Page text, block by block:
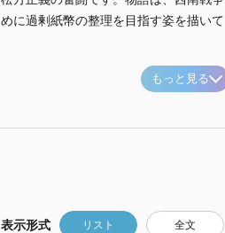
に過剰紙幣の整理を目指す姿を描いて
もっと見る
表示形式 リスト 全文